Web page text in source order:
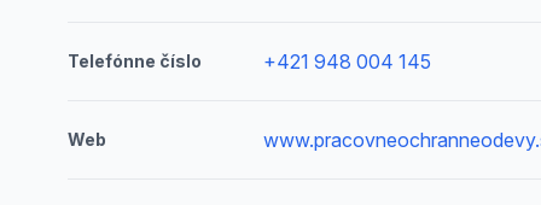
Telefónne číslo +421 948 004 145
Web